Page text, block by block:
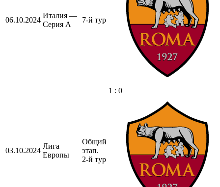
06.10.2024
Италия —
Серия А
7-й тур
03.10.2024
Лига
Европы
Общий
этап.
2-й тур
1 : 0